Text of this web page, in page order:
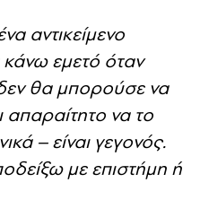
αντικείμενο
εμετό όταν
θα μπορούσε να
απαραίτητο να το
– είναι γεγονός.
με επιστήμη ή